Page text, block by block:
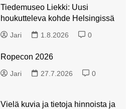
Tiedemuseo Liekki: Uusi
houkutteleva kohde Helsingissä
Jari 1.8.2026 0
Ropecon 2026
Jari 27.7.2026 0
Vielä kuvia ja tietoja hinnoista ja